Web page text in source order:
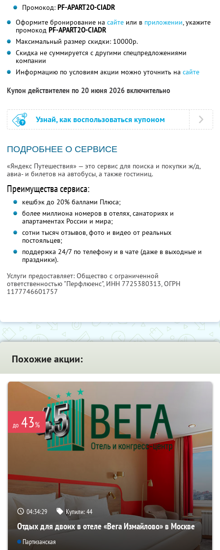
Промокод: PF-APART2O-CIADR
Оформите бронирование на сайте или в приложении, укажите
промокод PF-APART2O-CIADR
Максимальный размер скидки: 10000р.
Скидка не суммируется с другими спецпредложениями
компании
Информацию по условиям акции можно уточнить на сайте
Купон действителен по 20 июня 2026 включительно
Узнай, как воспользоваться купоном
ПОДРОБНЕЕ О СЕРВИСЕ
«Яндекс Путешествия» — это сервис для поиска и покупки ж/д,
авиа- и билетов на автобусы, а также гостиниц.
Преимущества сервиса:
кешбэк до 20% баллами Плюса;
более миллиона номеров в отелях, санаториях и
апартаментах России и мира;
сотни тысяч отзывов, фото и видео от реальных
постояльцев;
поддержка 24/7 по телефону и в чате (даже в выходные и
праздники).
Услуги предоставляет: Общество с ограниченной
ответственностью "Перфлюенс", ИНН 7725380313, ОГРН
1177746601757
Похожие акции:
до 43%
04:34:28 Купили:44
Отдых для двоих в отеле «Вега Измайлово» в Москве
Партизанская